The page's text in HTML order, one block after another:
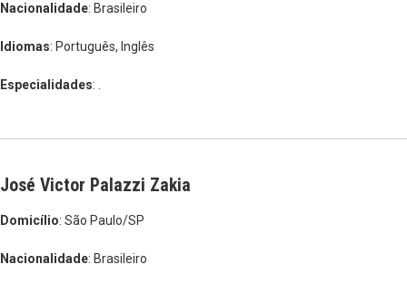
Nacionalidade: Brasileiro
Idiomas: Português, Inglês
Especialidades: .
José Victor Palazzi Zakia
Domicílio: São Paulo/SP
Nacionalidade: Brasileiro